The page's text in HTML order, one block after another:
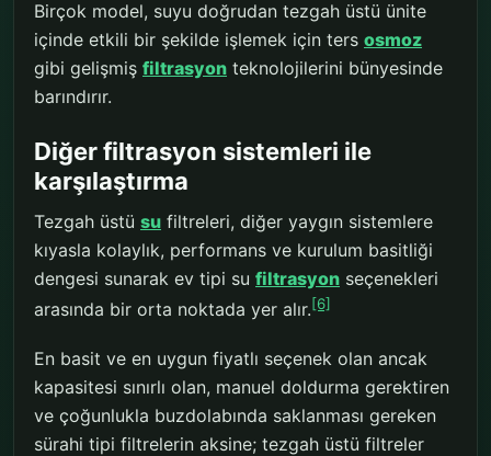
Birçok model, suyu doğrudan tezgah üstü ünite
içinde etkili bir şekilde işlemek için ters osmoz
gibi gelişmiş filtrasyon teknolojilerini bünyesinde
barındırır.
Diğer filtrasyon sistemleri ile
karşılaştırma
Tezgah üstü su filtreleri, diğer yaygın sistemlere
kıyasla kolaylık, performans ve kurulum basitliği
dengesi sunarak ev tipi su filtrasyon seçenekleri
arasında bir orta noktada yer alır.[6]
En basit ve en uygun fiyatlı seçenek olan ancak
kapasitesi sınırlı olan, manuel doldurma gerektiren
ve çoğunlukla buzdolabında saklanması gereken
sürahi tipi filtrelerin aksine; tezgah üstü filtreler